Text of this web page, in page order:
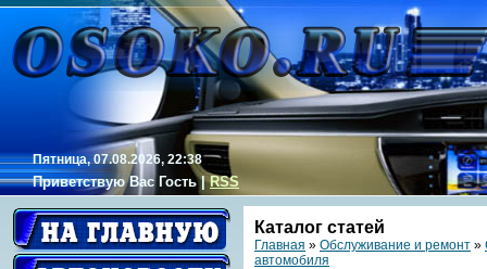
Пятница, 07.08.2026, 22:38
Приветствую Вас Гость|RSS
Каталог статей
Главная » Обслуживание и ремонт »
автомобиля